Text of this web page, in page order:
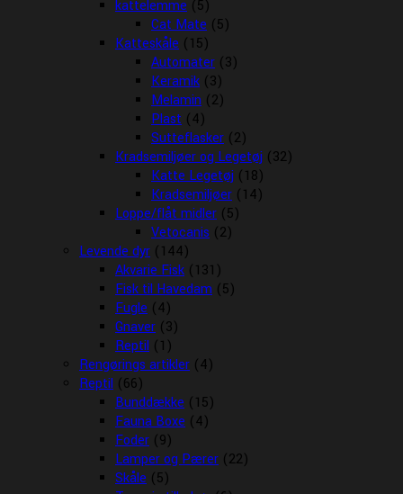
kattelemme (5)
Cat Mate (5)
Katteskåle (15)
Automater (3)
Keramik (3)
Melamin (2)
Plast (4)
Sutteflasker (2)
Kradsemiljøer og Legetøj (32)
Katte Legetøj (18)
Kradsemiljøer (14)
Loppe/flåt midler (5)
Vetocanis (2)
Levende dyr (144)
Akvarie Fisk (131)
Fisk til Havedam (5)
Fugle (4)
Gnaver (3)
Reptil (1)
Rengørings artikler (4)
Reptil (66)
Bunddække (15)
Fauna Boxe (4)
Foder (9)
Lamper og Pærer (22)
Skåle (5)